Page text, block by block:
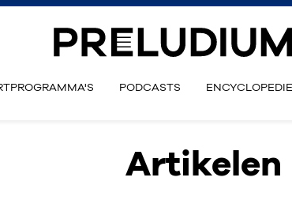
PODCASTS ENCYCLOPEDIE
Artikelen